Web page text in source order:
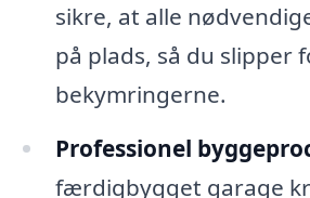
sikre, at alle
på plads, så du slipper
bekymringerne.
Professionel
færdigbygget garage